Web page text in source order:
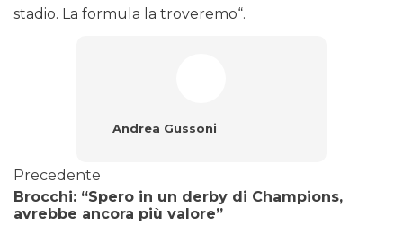
stadio. La formula la troveremo“.
Andrea Gussoni
Precedente
Brocchi: “Spero in un derby di Champions,
avrebbe ancora più valore”